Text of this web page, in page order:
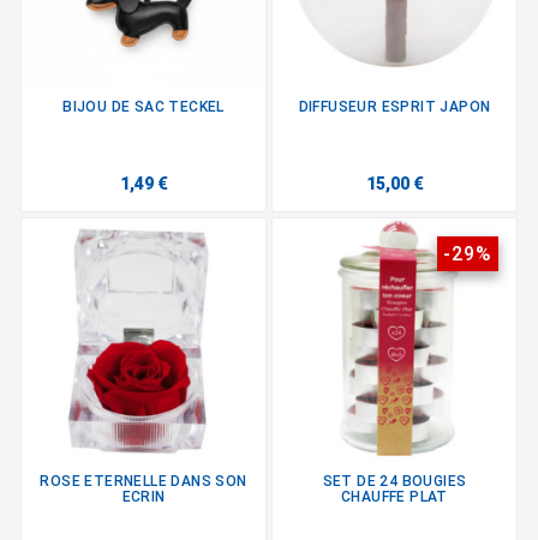
BIJOU DE SAC TECKEL
1,49 €
DIFFUSEUR ESPRIT JAPON
15,00 €
ROSE ETERNELLE DANS SON
ECRIN
-29%
SET DE 24 BOUGIES
CHAUFFE PLAT